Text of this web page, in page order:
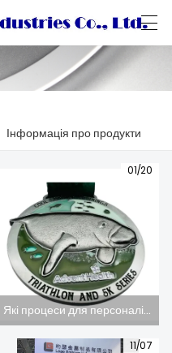
Български Català
Інформація про продукти
01/20
Які процеси для персоналізації медалі (малюнок)
11/07